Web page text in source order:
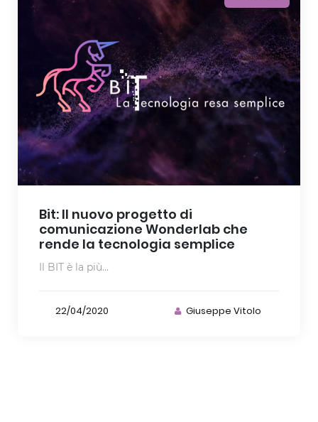
Bit: Il nuovo progetto di
comunicazione Wonderlab che
rende la tecnologia semplice
Il BIT è la più...
22/04/2020 Giuseppe Vitolo